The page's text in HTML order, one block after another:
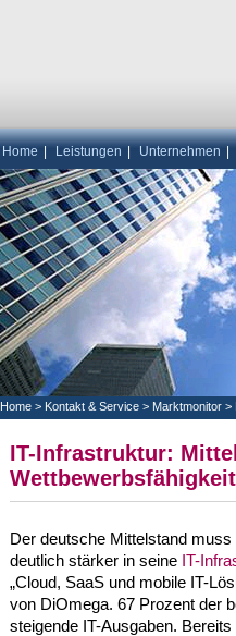
Home Leistungen Unternehmen
Home > Kontakt & Service > Marktmonitor >
IT-Infrastruktur:
Der deutsche Mittelstand
deutlich stärker in seine IT-
„Cloud, SaaS und mobile IT-
von DiOmega. 67 Prozent der
steigende IT-Ausgaben.